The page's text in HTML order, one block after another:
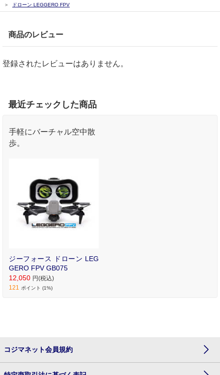
ドローン LEGGERO FPV
商品のレビュー
登録されたレビューはありません。
最近チェックした商品
手軽にバーチャル空中散
歩。
ジーフォース ドローン LEG
GERO FPV GB075
12,050 円(税込)
121 ポイント (1%)
コジマネット会員規約